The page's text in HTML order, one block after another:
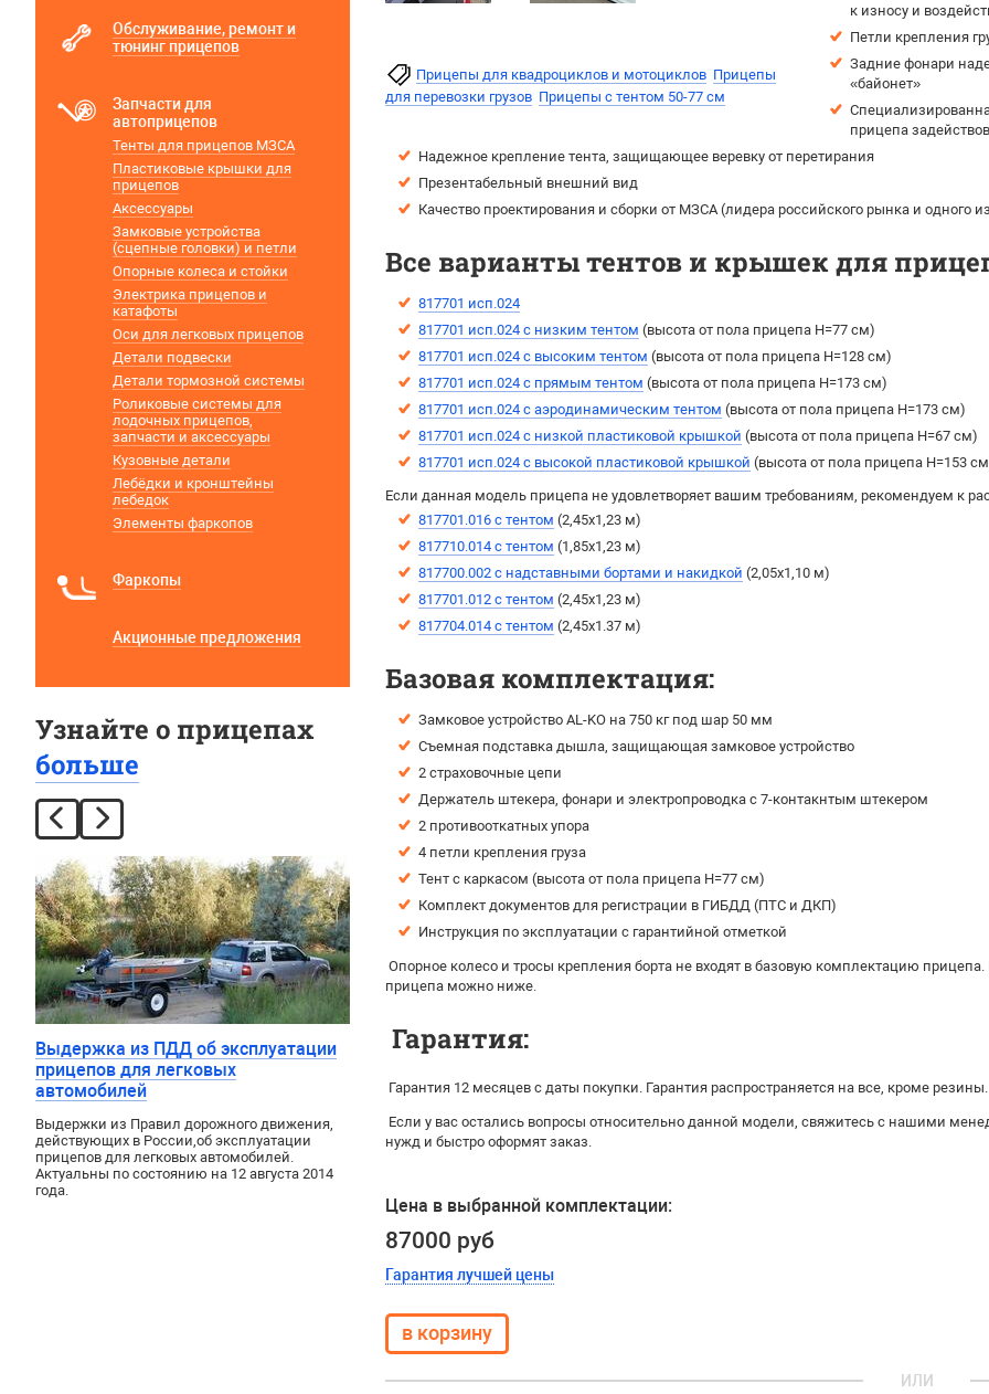
Прицепы для квадроциклов и мотоциклов Прицепы
для перевозки грузов Прицепы с тентом 50-77 см
к износу и
Петли крепления
Задние фонари
«байонет»
прицепа
Надежное крепление тента, защищающее веревку от перетирания
Презентабельный внешний вид
Качество проектирования и сборки от МЗСА (лидера российского рынка и одного
Все варианты тентов и крышек для
817701 исп.024
817701 исп.024 с низким тентом (высота от пола прицепа H=77 см)
817701 исп.024 с высоким тентом (выcота от пола прицепа H=128 см)
817701 исп.024 с прямым тентом (выcота от пола прицепа H=173 см)
817701 исп.024 с аэродинамическим тентом (выcота от пола прицепа H=173 см)
817701 исп.024 с низкой пластиковой крышкой (высота от пола прицепа H=67 см)
817701 исп.024 с высокой пластиковой крышкой (высота от пола прицепа H=153
Если данная модель прицепа не удовлетворяет вашим требованиям, рекомендуем к
817701.016 с тентом (2,45х1,23 м)
817710.014 с тентом (1,85х1,23 м)
817700.002 с надставными бортами и накидкой (2,05х1,10 м)
817701.012 с тентом (2,45х1,23 м)
817704.014 с тентом (2,45х1.37 м)
Базовая комплектация:
Замковое устройство AL-KO на 750 кг под шар 50 мм
Съемная подставка дышла, защищающая замковое устройство
2 страховочные цепи
Держатель штекера, фонари и электропроводка с 7-контакнтым штекером
2 противооткатных упора
4 петли крепления груза
Тент с каркасом (высота от пола прицепа H=77 см)
Комплект документов для регистрации в ГИБДД (ПТС и ДКП)
Инструкция по эксплуатации с гарантийной отметкой
Опорное колесо и тросы крепления борта не входят в базовую комплектацию
прицепа можно ниже.
Гарантия:
Гарантия 12 месяцев с даты покупки. Гарантия распространяется на все, кроме резины.
Если у вас остались вопросы относительно данной модели, свяжитесь с нашими
нужд и быстро оформят заказ.
Цена в выбранной комплектации:
87000 руб
Гарантия лучшей цены
ИЛИ
Обслуживание, ремонт и
тюнинг прицепов
Запчасти для
автоприцепов
Тенты для прицепов МЗСА
Пластиковые крышки для
прицепов
Аксессуары
Замковые устройства
(сцепные головки) и петли
Опорные колеса и стойки
Электрика прицепов и
катафоты
Оси для легковых прицепов
Детали подвески
Детали тормозной системы
Роликовые системы для
лодочных прицепов,
запчасти и аксессуары
Кузовные детали
Лебёдки и кронштейны
лебедок
Элементы фаркопов
Фаркопы
Акционные предложения
Узнайте о прицепах
больше
Выдержка из ПДД об эксплуатации
прицепов для легковых
автомобилей
Выдержки из Правил дорожного движения,
действующих в России,об эксплуатации
прицепов для легковых автомобилей.
Актуальны по состоянию на 12 августа 2014
года.